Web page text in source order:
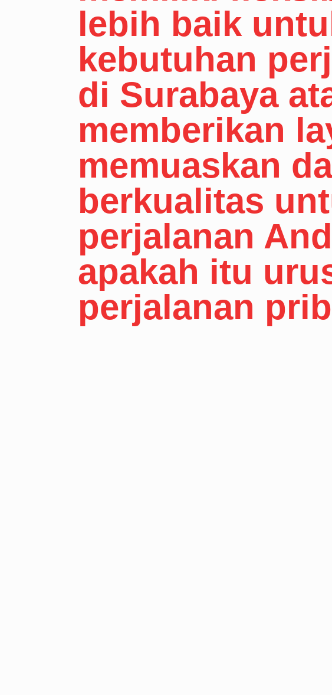
lebih baik
kebutuhan
di Surabaya
memberikan
memuaskan
berkualitas
perjalanan
apakah itu
perjalanan